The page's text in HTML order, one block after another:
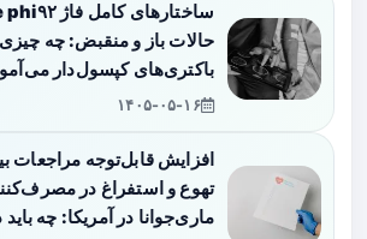
حالات باز و منقبض: چه چیزی
باکتری‌های کپسول‌دار
۱۴۰۵-۰۵-۱۶
افزایش قابل‌توجه مراجعات
تهوع و استفراغ در
ماری‌جوانا در آمریکا: چه